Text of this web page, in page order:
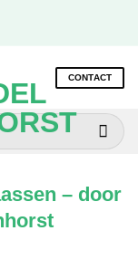
CONTACT
– door